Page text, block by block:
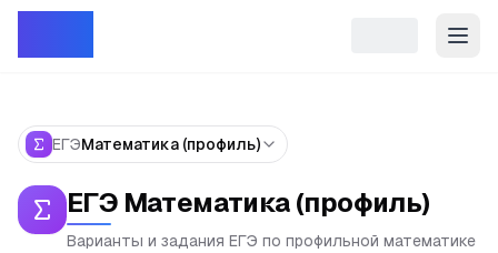
ЕГЭМатематика (профиль)
ЕГЭ Математика (профиль)
Варианты и задания ЕГЭ по профильной математике